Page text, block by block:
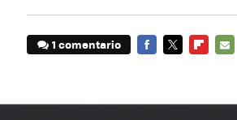
1 comentario